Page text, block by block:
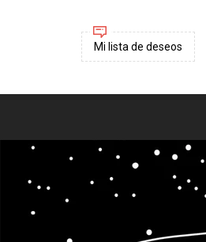
Mi lista de deseos